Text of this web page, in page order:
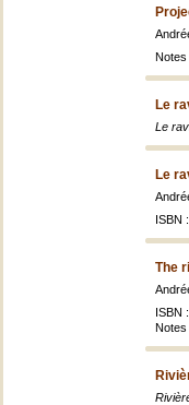
Notes
Le
Le
Le
ISBN
The
ISBN
Notes